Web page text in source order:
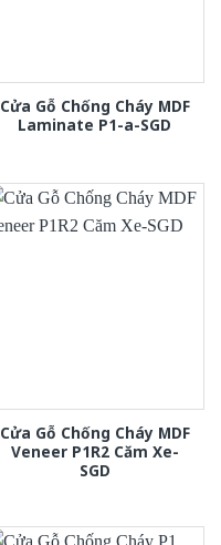
Cửa Gỗ Chống Cháy MDF
Laminate P1-a-SGD
Cửa Gỗ Chống Cháy MDF
Veneer P1R2 Căm Xe-
SGD